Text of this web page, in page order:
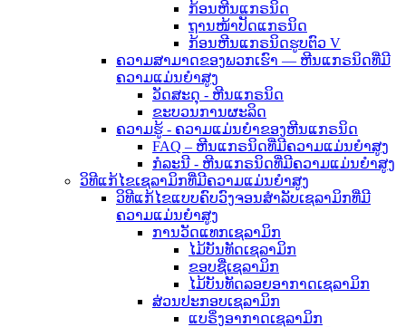
ກ້ອນຫີນແກຣນິດ
ຖານໜ້າປັດແກຣນິດ
ກ້ອນຫີນແກຣນິດຮູບຕົວ V
ຄວາມສາມາດຂອງພວກເຮົາ — ຫີນແກຣນິດທີ່ມີ
ຄວາມແມ່ນຍຳສູງ
ວັດສະດຸ - ຫີນແກຣນິດ
ຂະບວນການຜະລິດ
ຄວາມຮູ້ - ຄວາມແມ່ນຍໍາຂອງຫີນແກຣນິດ
FAQ – ຫີນແກຣນິດທີ່ມີຄວາມແມ່ນຍໍາສູງ
ກໍລະນີ - ຫີນແກຣນິດທີ່ມີຄວາມແມ່ນຍໍາສູງ
ວິທີແກ້ໄຂເຊລາມິກທີ່ມີຄວາມແມ່ນຍໍາສູງ
ວິທີແກ້ໄຂແບບຄົບວົງຈອນສຳລັບເຊລາມິກທີ່ມີ
ຄວາມແມ່ນຍໍາສູງ
ການວັດແທກເຊລາມິກ
ໄມ້ບັນທັດເຊລາມິກ
ຂອບຊື່ເຊລາມິກ
ໄມ້ບັນທັດລອຍອາກາດເຊລາມິກ
ສ່ວນປະກອບເຊລາມິກ
ແບຣິ່ງອາກາດເຊລາມິກ